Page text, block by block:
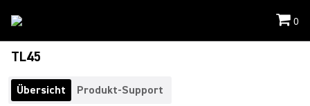
0
TL45
Übersicht Produkt-Support